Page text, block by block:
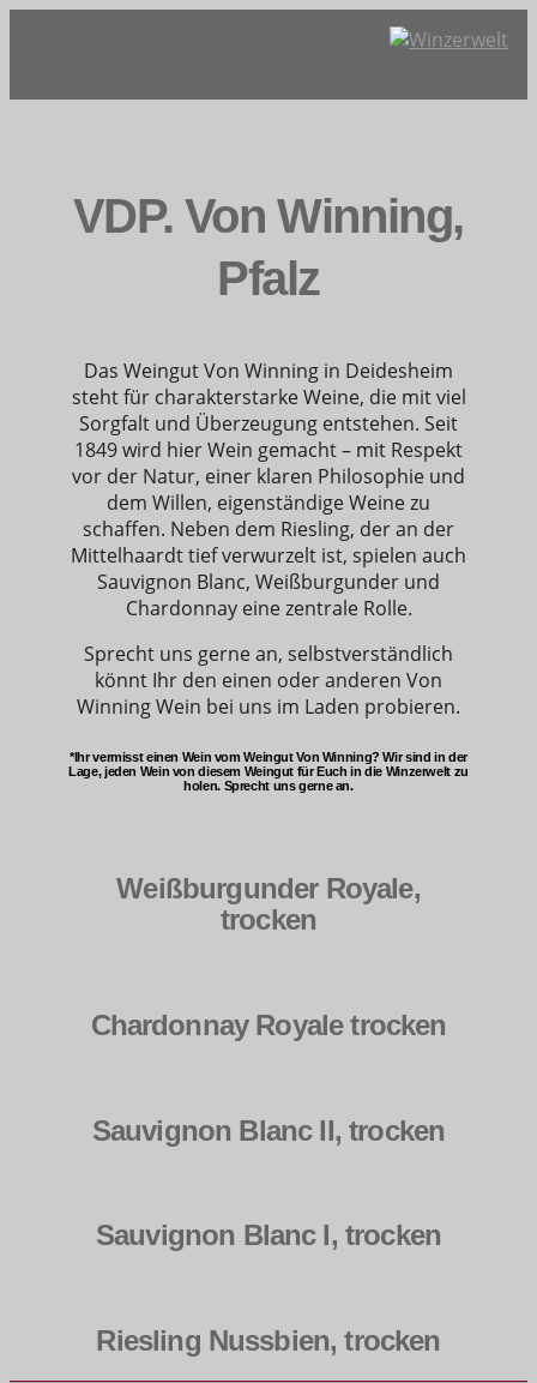
VDP. Von Winning,
Pfalz
Das Weingut Von Winning in Deidesheim
steht für charakterstarke Weine, die mit viel
Sorgfalt und Überzeugung entstehen. Seit
1849 wird hier Wein gemacht – mit Respekt
vor der Natur, einer klaren Philosophie und
dem Willen, eigenständige Weine zu
schaffen. Neben dem Riesling, der an der
Mittelhaardt tief verwurzelt ist, spielen auch
Sauvignon Blanc, Weißburgunder und
Chardonnay eine zentrale Rolle.
Sprecht uns gerne an, selbstverständlich
könnt Ihr den einen oder anderen Von
Winning Wein bei uns im Laden probieren.
*Ihr vermisst einen Wein vom Weingut Von Winning? Wir sind in der
Lage, jeden Wein von diesem Weingut für Euch in die Winzerwelt zu
holen. Sprecht uns gerne an.
Weißburgunder Royale,
trocken
Chardonnay Royale trocken
Sauvignon Blanc II, trocken
Sauvignon Blanc I, trocken
Riesling Nussbien, trocken